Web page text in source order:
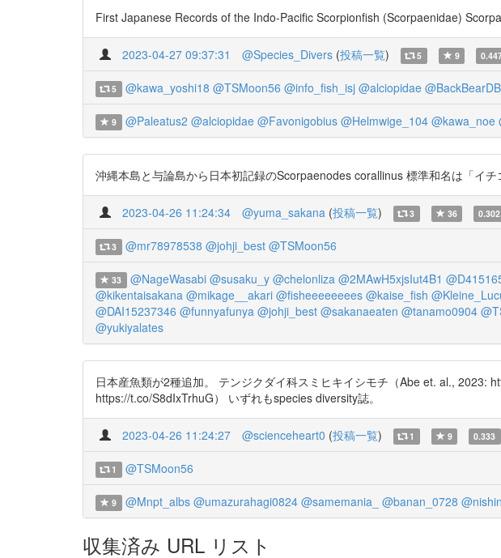
First Japanese Records of the Indo-Pacific Scorpionfish (Scorpaenidae)
2023-04-27 09:37:31 @Species_Divers (投稿一覧) 5 9
5 @kawa_yoshi18 @TSMoon56 @info_fish_isj @alciopidae
9 @Paleatus2 @alciopidae @Favonigobius @Helmwige_104 @kawa_noe
沖縄本島と与論島から日本初記録のScorpaenodes corallinus 標準和名は「イ
2023-04-26 11:24:34 @yuma_sakana (投稿一覧) 3 36 0.302
3 @mr78978538 @johji_best @TSMoon56
33 @NageWasabi @susaku_y @chelonliza @2MAwH5xjsIut4B1
@kikentaisakana @mikage__akari @fisheeeeeeees @kaise_fish
@DAI15237346 @funnyafunya @johji_best @sakanaeaten @tanamo0904
@yukiyalates
日本産魚類が2種追加。 テンジクダイ科スミヒキイシモチ（Abe et. al., 2023:
https://t.co/S8dIxTrhuG） いずれもspecies diversity誌。
2023-04-26 11:24:27 @scienceheart0 (投稿一覧) 1 9 0.333
1 @TSMoon56
9 @Mnpt_albs @umazurahagi0824 @samemania_ @banan_0728
収集済み URL リスト